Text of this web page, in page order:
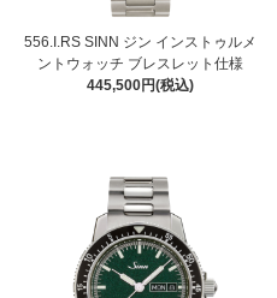
556.I.RS SINN ジン インストゥルメ
ントウォッチ ブレスレット仕様
445,500円(税込)